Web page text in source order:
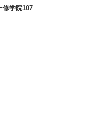
学院107